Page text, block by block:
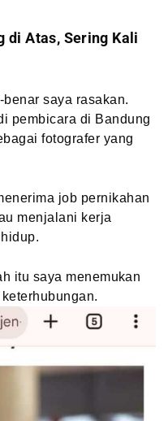
di Atas, Sering Kali
saya rasakan.
pembicara di Bandung
fotografer yang
job pernikahan
menjalani kerja
itu saya menemukan